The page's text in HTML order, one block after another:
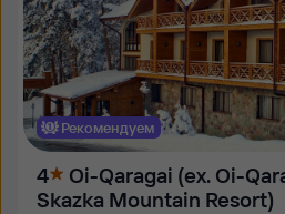
Рекомендуем
4
Oi-Qaragai (ex. Oi-
Skazka Mountain Resort)